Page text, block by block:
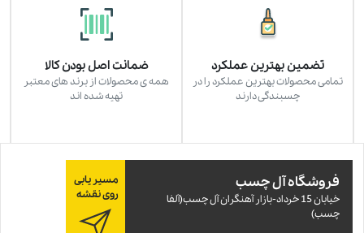
تضمین بهترین عملکرد
تمامی محصولات بهترین عملکرد را در
چسبندگی دارند
ضمانت اصل بودن کالا
همه ی محصولات از برند های معتبر
تهیه شده اند
فروشگاه آل چسب
خيابان 15 خرداد-بازار آهنگران آل چسب(آلفا
چسب)
مسیر یابی
روی نقشه